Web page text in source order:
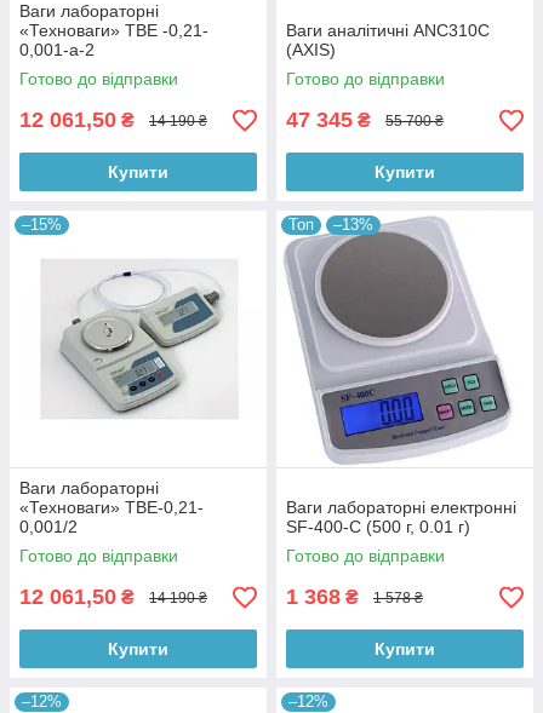
Ваги лабораторні
«Техноваги» ТВЕ -0,21-
0,001-а-2
Готово до відправки
12 061,50 ₴ 14 190 ₴
Купити
Ваги аналітичні ANC310C
(АХIS)
Готово до відправки
47 345 ₴ 55 700 ₴
Купити
–15%
Ваги лабораторні
«Техноваги» ТВЕ-0,21-
0,001/2
Готово до відправки
12 061,50 ₴ 14 190 ₴
Купити
Топ –13%
Ваги лабораторні електронні
SF-400-C (500 г, 0.01 г)
Готово до відправки
1 368 ₴ 1 578 ₴
Купити
–12% –12%